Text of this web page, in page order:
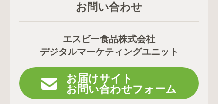
お問い合わせ
エスビー食品株式会社
デジタルマーケティングユニット
お届けサイト
お問い合わせフォーム